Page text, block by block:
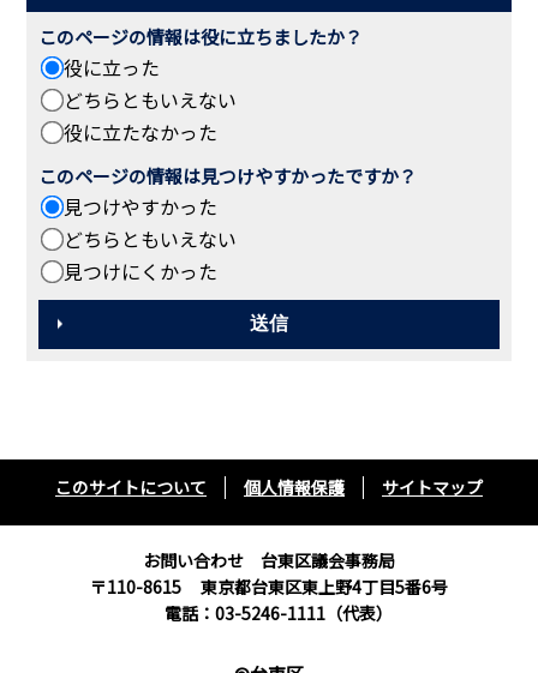
このページの情報は役に立ちましたか？
役に立った
どちらともいえない
役に立たなかった
このページの情報は見つけやすかったですか？
見つけやすかった
どちらともいえない
見つけにくかった
このサイトについて 個人情報保護 サイトマップ
お問い合わせ 台東区議会事務局
〒110-8615
東京都台東区東上野4丁目5番6号
電話：03-5246-1111（代表）